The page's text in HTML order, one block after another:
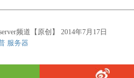
频道【原创】 2014年7月17日
服务器